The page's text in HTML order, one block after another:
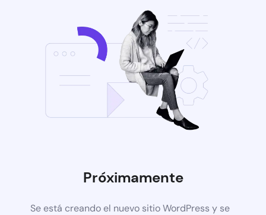
Próximamente
Se está creando el nuevo sitio WordPress y se